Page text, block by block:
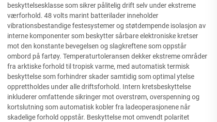
beskyttelsesklasse som sikrer pålitelig drift selv under ekstreme
værforhold. 48 volts marint batterilader inneholder
vibrationsbestandige festesystemer og støtdempende isolasjon av
interne komponenter som beskytter sårbare elektroniske kretser
mot den konstante bevegelsen og slagkreftene som oppstår
ombord på fartøy. Temperaturtoleransen dekker ekstreme områder
fra arktiske forhold til tropisk varme, med automatisk termisk
beskyttelse som forhindrer skader samtidig som optimal ytelse
opprettholdes under alle driftsforhold. Intern kretsbeskyttelse
inkluderer omfattende sikringer mot overstrøm, overspenning og
kortslutning som automatisk kobler fra ladeoperasjonene når
skadelige forhold oppstår. Beskyttelse mot omvendt polaritet